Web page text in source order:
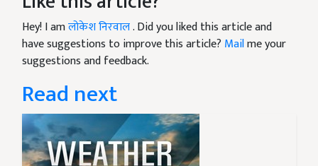
Hey! I amलोकेश निरवाल. Did you liked this article and
have suggestions to improve this article? Mailme your
suggestions and feedback.
Read next